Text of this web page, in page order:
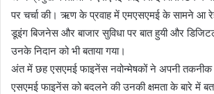
पर चर्चा की। ऋण के प्रवाह में एमएसएमई के सामने आ
डूइंग बिजनेस और बाजार सुविधा पर बात हुयी और
उनके निदान को भी बताया गया।
अंत में छह एसएमई फाइनेंस नवोन्मेषकों ने अपनी तकनीक
एसएमई फाइनेंस को बदलने की उनकी क्षमता के बारे में